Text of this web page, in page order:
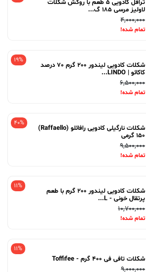
ترافل کادویی 5 طعم با روکش شکلات
لاولیز مرسی 185 گ...
4,000,000
تمام شده!
19%
شکلات کادویی لیندور 200 گرم 70 درصد
کاکائو | LINDO...
6,500,000
تمام شده!
40%
شکلات نارگیلی کادویی رافائلو (Raffaello)
150 گرمی
9,500,000
تمام شده!
11%
شکلات کادویی لیندور 200 گرم با طعم
پرتقال خونی - L...
10,700,000
تمام شده!
11%
شکلات تافی فی 400 گرم - Toffifee
9,000,000